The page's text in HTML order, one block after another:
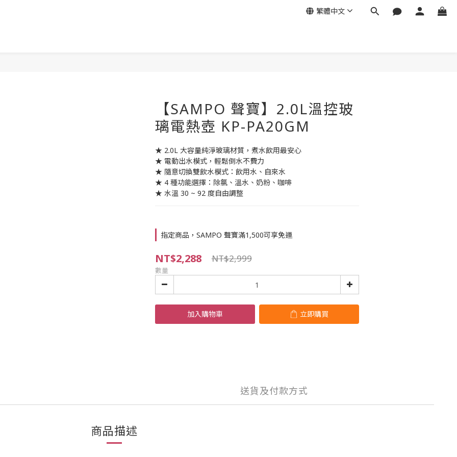
繁體中文
【SAMPO 聲寶】2.0L溫控玻
璃電熱壺 KP-PA20GM
★ 2.0L 大容量純淨玻璃材質，煮水飲用最安心
★ 電動出水模式，輕鬆倒水不費力
★ 隨意切換雙飲水模式：飲用水、自來水
★ 4 種功能選擇：除氯、溫水、奶粉、咖啡
★ 水溫 30 ~ 92 度自由調整
指定商品，SAMPO 聲寶滿1,500可享免運
NT$2,288 NT$2,999
數量
加入購物車 立即購買
送貨及付款方式
商品描述